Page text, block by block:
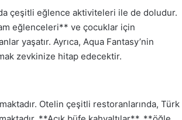
çeşitli eğlence aktiviteleri ile de doludur.
eğlenceleri** ve çocuklar için
yaşatır. Ayrıca, Aqua Fantasy’nin
zevkinize hitap edecektir.
Otelin çeşitli restoranlarında, Türk